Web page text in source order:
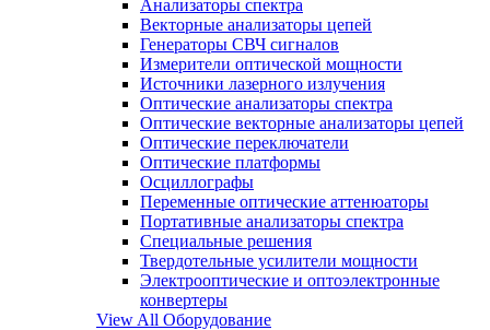
Анализаторы спектра
Векторные анализаторы цепей
Генераторы СВЧ сигналов
Измерители оптической мощности
Источники лазерного излучения
Оптические анализаторы спектра
Оптические векторные анализаторы цепей
Оптические переключатели
Оптические платформы
Осциллографы
Переменные оптические аттенюаторы
Портативные анализаторы спектра
Специальные решения
Твердотельные усилители мощности
Электрооптические и оптоэлектронные
конвертеры
View All Оборудование